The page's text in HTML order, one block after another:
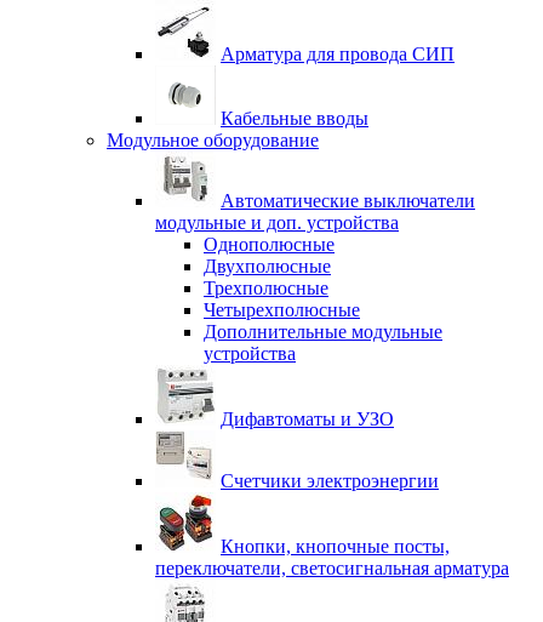
Арматура для провода СИП
Кабельные вводы
Модульное оборудование
Автоматические выключатели
модульные и доп. устройства
Однополюсные
Двухполюсные
Трехполюсные
Четырехполюсные
Дополнительные модульные
устройства
Дифавтоматы и УЗО
Счетчики электроэнергии
Кнопки, кнопочные посты,
переключатели, светосигнальная арматура